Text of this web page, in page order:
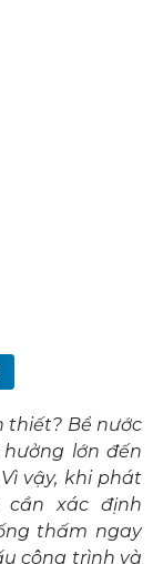
thiết? Bể nước
lớn đến
vậy, khi phát
xác định
thấm ngay
công trình và